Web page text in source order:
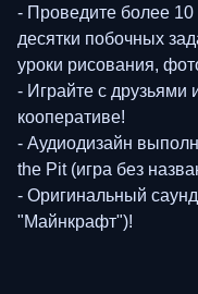
- Проведите более 10
десятки побочных
уроки рисования,
- Играйте с друзьями
кооперативе!
- Аудиодизайн
the Pit (игра без
- Оригинальный
"Майнкрафт")!